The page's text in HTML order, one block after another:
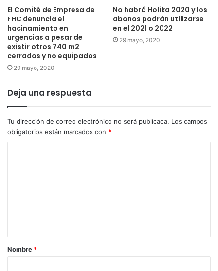
El Comité de Empresa de
FHC denuncia el
hacinamiento en
urgencias a pesar de
existir otros 740 m2
cerrados y no equipados
29 mayo, 2020
No habrá Holika 2020 y los
abonos podrán utilizarse
en el 2021 o 2022
29 mayo, 2020
Deja una respuesta
Tu dirección de correo electrónico no será publicada. Los campos
obligatorios están marcados con *
Nombre *